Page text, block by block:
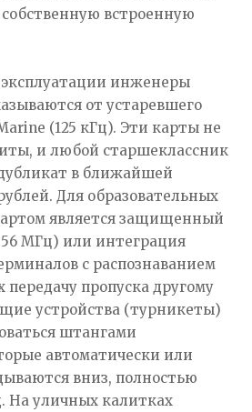
встроенную
эксплуатации инженеры
от устаревшего
(125 кГц). Эти карты не
и любой старшеклассник
в ближайшей
Для образовательных
является защищенный
МГц) или интеграция
с распознаванием
пропуска другому
устройства (турникеты)
штангами
автоматически или
вниз, полностью
На уличных калитках